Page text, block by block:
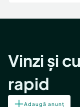
Vinzi și
rapid
Adaugă anunț